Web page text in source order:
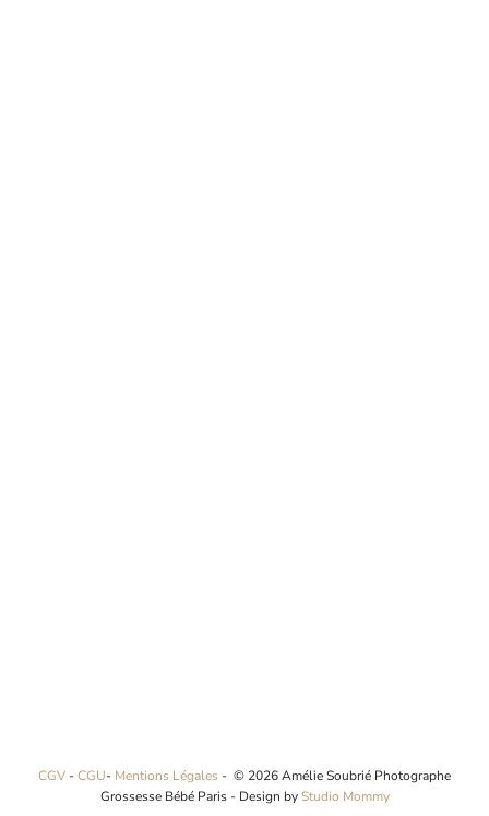
CGV -CGU- Mentions Légales - © 2026 Amélie Soubrié Photographe
Grossesse Bébé Paris - Design by Studio Mommy